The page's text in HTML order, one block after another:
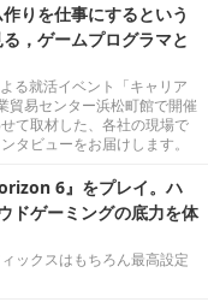
りを仕事にするという
，ゲームプログラマと
る就活イベント「キャリア
貿易センター浜松町館で開催
て取材した、各社の現場で
タビューをお届けします。
6』をプレイ。ハ
ドゲーミングの底力を体
ックスはもちろん最高設定